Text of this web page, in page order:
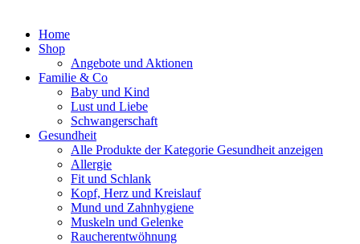
springen
Home
Shop
Angebote und Aktionen
Familie & Co
Baby und Kind
Lust und Liebe
Schwangerschaft
Gesundheit
Alle Produkte der Kategorie Gesundheit anzeigen
Allergie
Fit und Schlank
Kopf, Herz und Kreislauf
Mund und Zahnhygiene
Muskeln und Gelenke
Raucherentwöhnung